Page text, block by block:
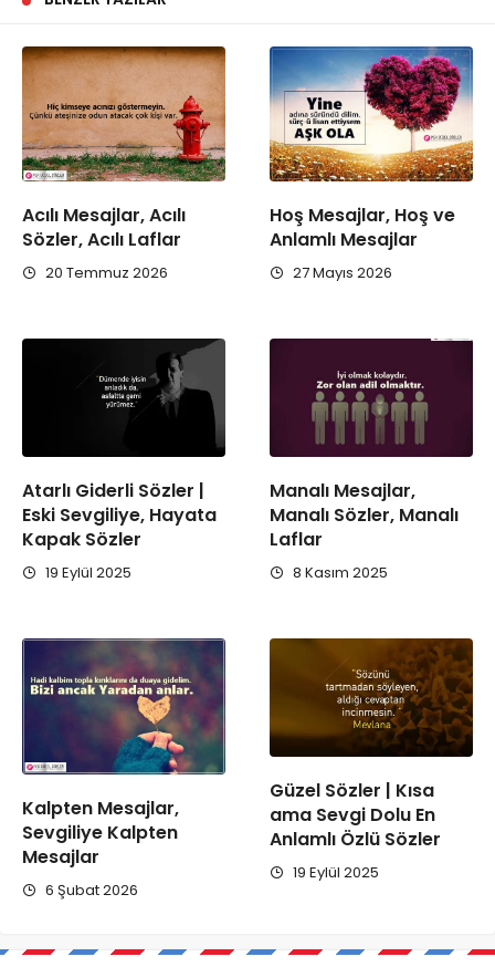
Acılı Mesajlar, Acılı
Sözler, Acılı Laflar
20 Temmuz 2026
Hoş Mesajlar, Hoş ve
Anlamlı Mesajlar
27 Mayıs 2026
Atarlı Giderli Sözler |
Eski Sevgiliye, Hayata
Kapak Sözler
19 Eylül 2025
Manalı Mesajlar,
Manalı Sözler, Manalı
Laflar
8 Kasım 2025
Kalpten Mesajlar,
Sevgiliye Kalpten
Mesajlar
6 Şubat 2026
Güzel Sözler | Kısa
ama Sevgi Dolu En
Anlamlı Özlü Sözler
19 Eylül 2025